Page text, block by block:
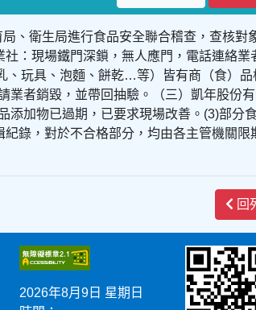
、衛生局進行食品安全聯合稽查，查核對
：現場鐵門深鎖，無人應門，電話連絡業
、玩具、泡麵、餅乾…等）皆有商（食）品
業者銷毀，並帶回抽驗。（三）凱年股份
添加物已過期，已要求現場改善。(3)部分
錄，對於不合格部分，均由各主管機關限
回
2026年8月9日 星期日